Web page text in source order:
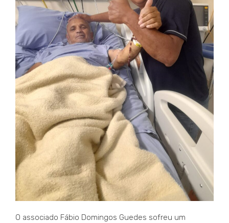
O associado Fábio Domingos Guedes sofreu um